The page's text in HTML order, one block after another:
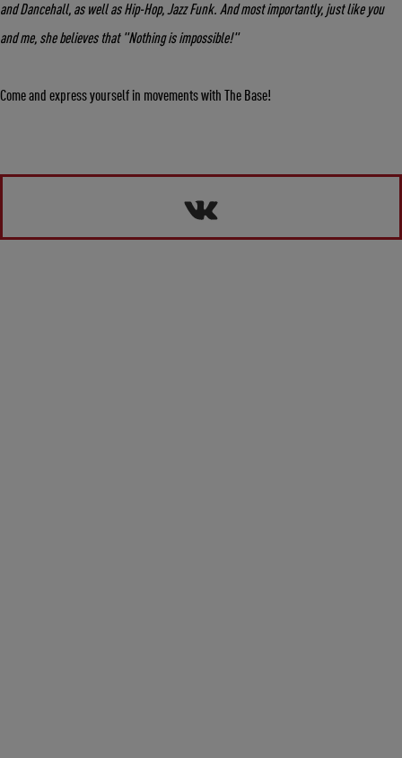
and Dancehall, as well as Hip-Hop, Jazz Funk. And most importantly, just like you
and me, she believes that "Nothing is impossible!"
Come and express yourself in movements with The Base!